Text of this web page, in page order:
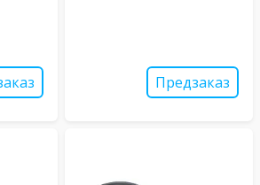
Предзаказ